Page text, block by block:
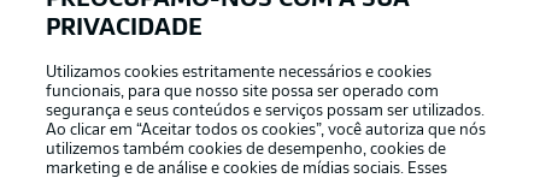
APLICATIVO DA BUNDESLIGA
PRIVACIDADE
Utilizamos cookies estritamente necessários e cookies
funcionais, para que nosso site possa ser operado com
segurança e seus conteúdos e serviços possam ser utilizados.
Ao clicar em “Aceitar todos os cookies”, você autoriza que nós
utilizemos também cookies de desempenho, cookies de
marketing e de análise e cookies de mídias sociais. Esses